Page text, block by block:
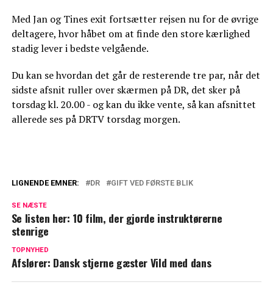
Med Jan og Tines exit fortsætter rejsen nu for de øvrige
deltagere, hvor håbet om at finde den store kærlighed
stadig lever i bedste velgående.
Du kan se hvordan det går de resterende tre par, når det
sidste afsnit ruller over skærmen på DR, det sker på
torsdag kl. 20.00 - og kan du ikke vente, så kan afsnittet
allerede ses på DRTV torsdag morgen.
blik'? Så se med her
LIGNENDE EMNER: DR GIFT VED FØRSTE BLIK
SE NÆSTE
Se listen her: 10 film, der gjorde instruktørerne
stenrige
TOPNYHED
Afslører: Dansk stjerne gæster Vild med dans